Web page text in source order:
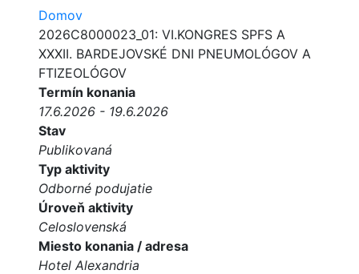
Domov
2026C8000023_01: VI.KONGRES SPFS A
XXXII. BARDEJOVSKÉ DNI PNEUMOLÓGOV A
FTIZEOLÓGOV
Termín konania
17.6.2026 - 19.6.2026
Stav
Publikovaná
Typ aktivity
Odborné podujatie
Úroveň aktivity
Celoslovenská
Miesto konania / adresa
Hotel Alexandria